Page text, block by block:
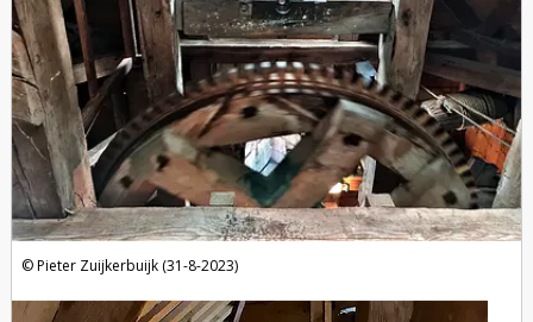
Pieter Zuijkerbuijk (31-8-2023)